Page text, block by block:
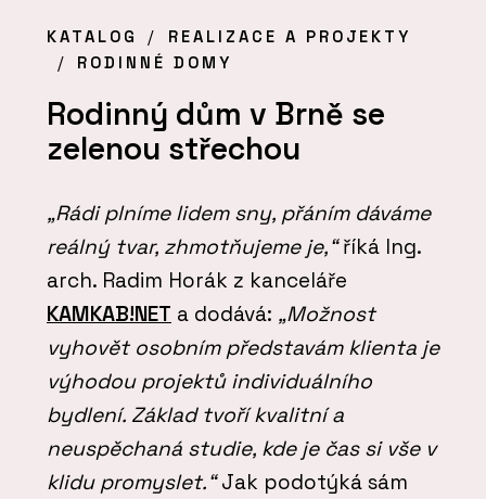
KATALOG
REALIZACE A PROJEKTY
RODINNÉ DOMY
Rodinný dům v Brně se
zelenou střechou
„Rádi plníme lidem sny, přáním dáváme
reálný tvar, zhmotňujeme je,“říká Ing.
arch. Radim Horák z kanceláře
KAMKAB!NET a dodává: „Možnost
vyhovět osobním představám klienta je
výhodou projektů individuálního
bydlení. Základ tvoří kvalitní a
neuspěchaná studie, kde je čas si vše v
klidu promyslet.“Jak podotýká sám